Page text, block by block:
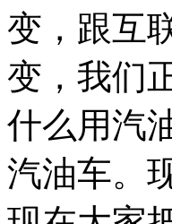
变，跟互
变，我们
什么用汽
汽油车。